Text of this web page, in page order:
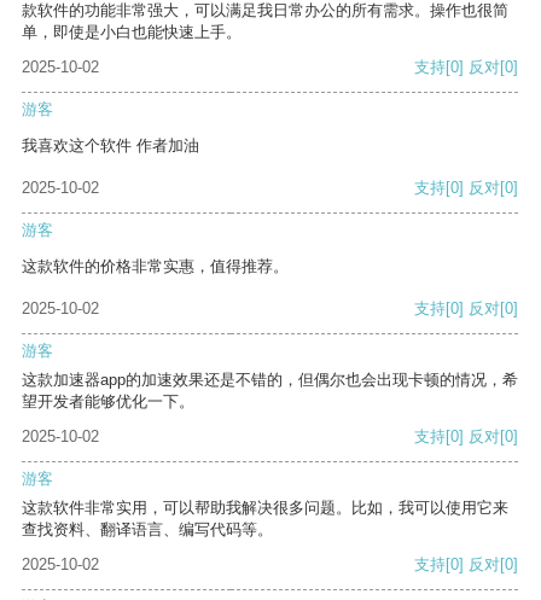
款软件的功能非常强大，可以满足我日常办公的所有需求。操作也很简
单，即使是小白也能快速上手。
2025-10-02
支持[0] 反对[0]
游客
我喜欢这个软件 作者加油
2025-10-02 支持[0] 反对[0]
游客
这款软件的价格非常实惠，值得推荐。
2025-10-02 支持[0] 反对[0]
游客
这款加速器app的加速效果还是不错的，但偶尔也会出现卡顿的情况，希
望开发者能够优化一下。
2025-10-02
支持[0] 反对[0]
游客
这款软件非常实用，可以帮助我解决很多问题。比如，我可以使用它来
查找资料、翻译语言、编写代码等。
2025-10-02
支持[0] 反对[0]